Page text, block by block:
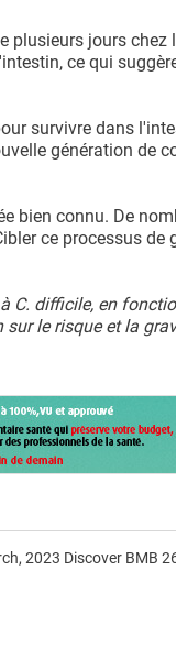
jours chez
ce qui
survivre dans
génération de
bien connu. De
ce processus
C. difficile, en
le risque et la
2023 Discover BMB